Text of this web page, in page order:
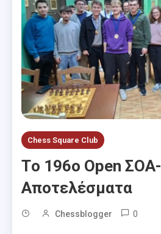
Chess Square Club
Tο 196ο Open ΣΟΑ-
Aποτελέσματα
Chessblogger 0